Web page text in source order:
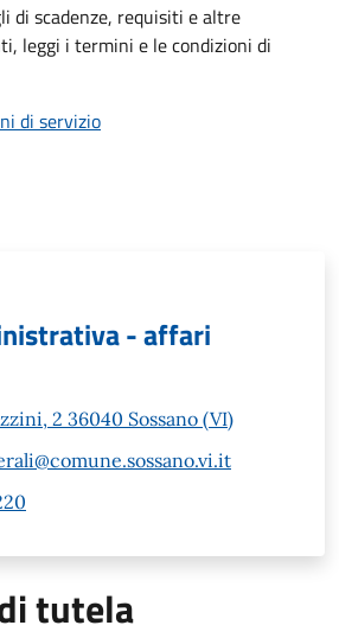
di scadenze, requisiti e altre
leggi i termini e le condizioni di
di servizio
- affari
2 36040 Sossano (VI)
tutela